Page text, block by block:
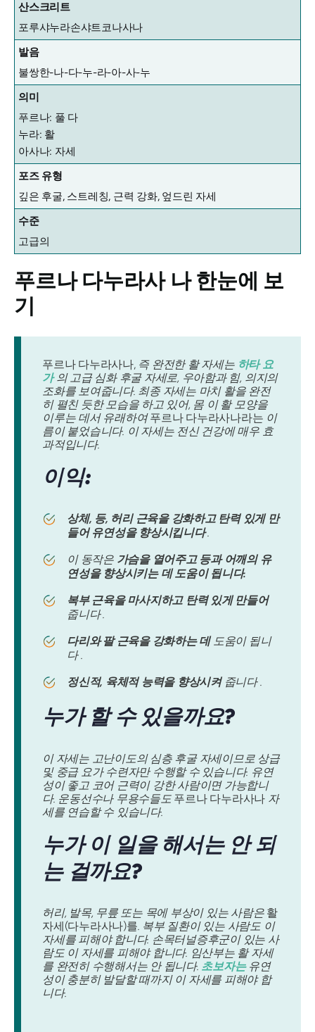
산스크리트
포루샤누라손샤트코나사나
발음
불쌍한-나-다-누-라-아-사-누
의미
푸르나: 풀 다
누라: 활
아사나: 자세
포즈 유형
깊은 후굴, 스트레칭, 근력 강화, 엎드린 자세
수준
고급의
푸르나 다누라사나 한눈에 보
기
푸르나 다누라사나,즉 완전한 활 자세는 하타 요
가의 고급 심화 후굴 자세로, 우아함과 힘, 의지의
조화를 보여줍니다. 최종 자세는 마치 활을 완전
히 펼친 듯한 모습을 하고 있어, 몸 이 활 모양을
이루는 데서 유래하여푸르나 다누라사나라는 이
름이 붙었습니다. 이 자세는 전신 건강에 매우 효
과적입니다.
이익:
상체, 등, 허리 근육을 강화하고 탄력 있게 만
들어 유연성을 향상시킵니다.
이 동작은 가슴을 열어주고 등과 어깨의 유
연성을 향상시키는 데 도움이 됩니다.
복부 근육을 마사지하고 탄력 있게 만들어
줍니다 .
다리와 팔 근육을 강화하는 데도움이 됩니
다 .
정신적, 육체적 능력을 향상시켜줍니다 .
누가 할 수 있을까요?
이 자세는 고난이도의 심층 후굴 자세이므로 상급
및 중급 요가 수련자만 수행할 수 있습니다. 유연
성이 좋고 코어 근력이 강한 사람이면 가능합니
다. 운동선수나 무용수들도 푸르나 다누라사나 자
세를 연습할 수 있습니다.
누가 이 일을 해서는 안 되
는 걸까요?
허리, 발목, 무릎 또는 목에 부상이 있는 사람은 활
자세(다누라사나)를. 복부 질환이 있는 사람도 이
자세를 피해야 합니다. 손목터널증후군이 있는 사
람도 이 자세를 피해야 합니다. 임산부는 활 자세
를 완전히 수행해서는 안 됩니다. 초보자는유연
성이 충분히 발달할 때까지 이 자세를 피해야 합
니다.